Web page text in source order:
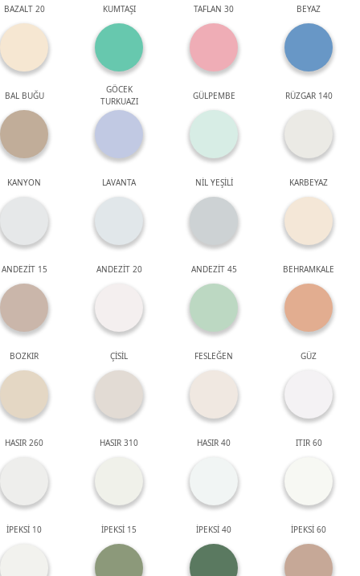
BAZALT 20 KUMTAŞI TAFLAN 30 BEYAZ
BAL BUĞU
GÖCEK
TURKUAZI
GÜLPEMBE RÜZGAR 140
KANYON LAVANTA NİL YEŞİLİ KARBEYAZ
ANDEZİT 15 ANDEZİT 20 ANDEZİT 45 BEHRAMKALE
BOZKIR ÇİSİL FESLEĞEN GÜZ
HASIR 260 HASIR 310 HASIR 40 ITIR 60
İPEKSİ 10 İPEKSİ 15 İPEKSİ 40 İPEKSİ 60